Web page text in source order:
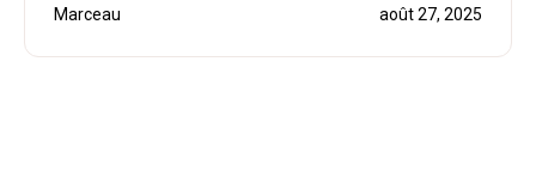
Marceau août 27, 2025